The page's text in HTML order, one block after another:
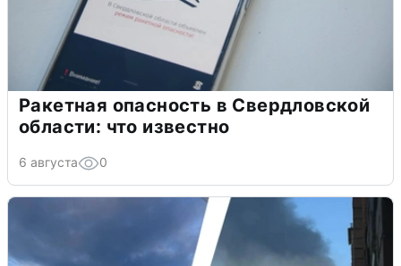
Ракетная опасность в Свердловской
области: что известно
6 августа 0